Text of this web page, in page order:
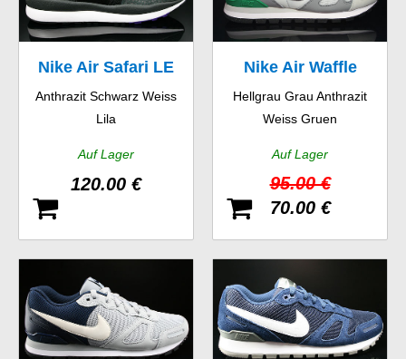
Nike Air Safari LE
Anthrazit Schwarz Weiss
Lila
Auf Lager
120.00 €
Nike Air Waffle
Trainer
Hellgrau Grau Anthrazit
Weiss Gruen
Auf Lager
95.00 €
70.00 €